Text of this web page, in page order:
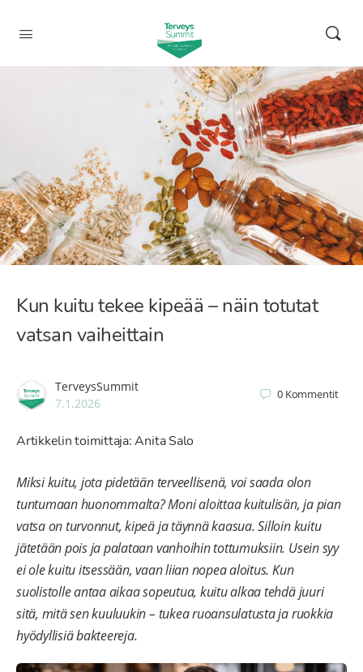
Kun kuitu tekee kipeää – näin totutat
vatsan vaiheittain
TerveysSummit
7.1.2026
0 Kommentit
Artikkelin toimittaja: Anita Salo
Miksi kuitu, jota pidetään terveellisenä, voi saada olon
tuntumaan huonommalta? Moni aloittaa kuitulisän, ja pian
vatsa on turvonnut, kipeä ja täynnä kaasua. Silloin kuitu
jätetään pois ja palataan vanhoihin tottumuksiin. Usein syy
ei ole kuitu itsessään, vaan liian nopea aloitus. Kun
suolistolle antaa aikaa sopeutua, kuitu alkaa tehdä juuri
sitä, mitä sen kuuluukin – tukea ruoansulatusta ja ruokkia
hyödyllisiä bakteereja.